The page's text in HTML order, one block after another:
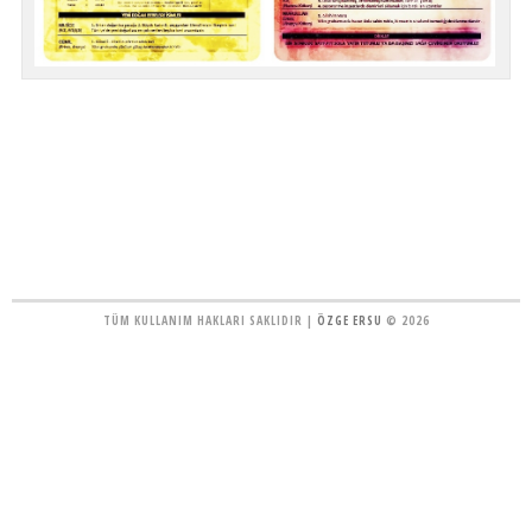
TÜM KULLANIM HAKLARI SAKLIDIR | ÖZGE ERSU © 2026